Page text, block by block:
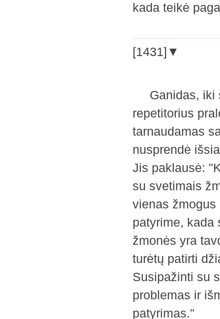
kada teikė
[1431]▼
Ganidas, iki
repetitorius
tarnaudamas
nusprendė
Jis paklausė:
su svetimais
vienas žmogus
patyrime, kada
žmonės yra
turėtų patirti
Susipažinti su
problemas ir
patyrimas."